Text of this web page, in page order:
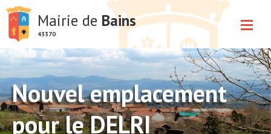
Mairie de Bains
43370
Nouvel emplacement
pour le DELRI